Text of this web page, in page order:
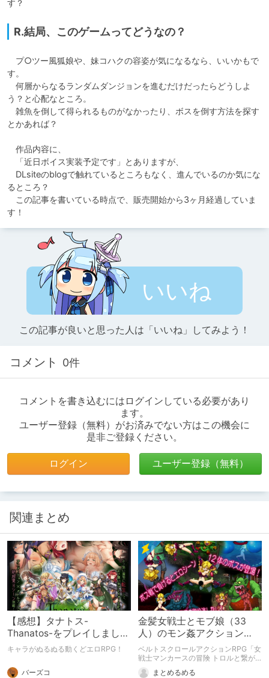
す？
R.結局、このゲームってどうなの？
プ○ツー風狐娘や、妹コハクの容姿が気になるなら、いいかもで
す。
何層からなるランダムダンジョンを進むだけだったらどうしよ
う？と心配なところ。
雑魚を倒して得られるものがなかったり、ボスを倒す方法を探す
とかあれば？
作品内容に、
「近日ボイス実装予定です」とありますが、
DLsiteのblogで触れているところもなく、進んでいるのか気にな
るところ？
この記事を書いている時点で、販売開始から3ヶ月経過していま
す！
いいね
この記事が良いと思った人は「いいね」してみよう！
コメント 0件
コメントを書き込むにはログインしている必要があり
ます。
ユーザー登録（無料）がお済みでない方はこの機会に
是非ご登録ください。
ログイン ユーザー登録（無料）
関連まとめ
【感想】タナトス-
Thanatos-をプレイしまし
た。【ネタバレ注意】
キャラがぬるぬる動くどエロRPG！
バーズコ
金髪女戦士とモブ娘（33
人）のモン姦アクション
RPG「女戦士マンカースの
冒険 トロルと繋がれし姫
君」
ベルトスクロールアクションRPG「女
戦士マンカースの冒険 トロルと繋が
まとめるめる